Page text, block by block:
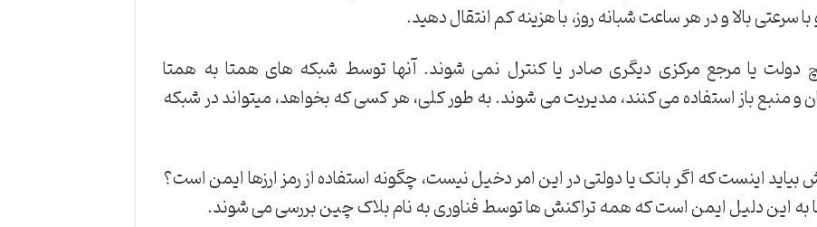
بالا و در هر ساعت شبانه روز، با هزینه کم انتقال دهید.
دولت یا مرجع مرکزی دیگری صادر یا کنترل نمی شوند. آنها توسط شبکه های همتا به همتا
و منبع باز استفاده می کنند، مدیریت می شوند. به طور کلی، هر کسی که بخواهد، میتواند در شبکه
اینست که اگر بانک یا دولتی در این امر دخیل نیست، چگونه استفاده از رمز ارزها ایمن است؟
به این دلیل ایمن است که همه تراکنش ها توسط فناوری به نام بلاک چین بررسی می شوند.